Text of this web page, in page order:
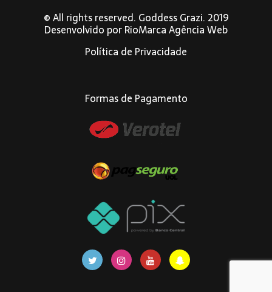
© All rights reserved. Goddess Grazi. 2019
Desenvolvido porRioMarca Agência Web
Política de Privacidade
Formas de Pagamento